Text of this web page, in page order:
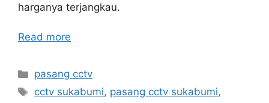
harganya terjangkau.
Read more
Categories
pasang cctv
Tags
cctv sukabumi, pasang cctv sukabumi,